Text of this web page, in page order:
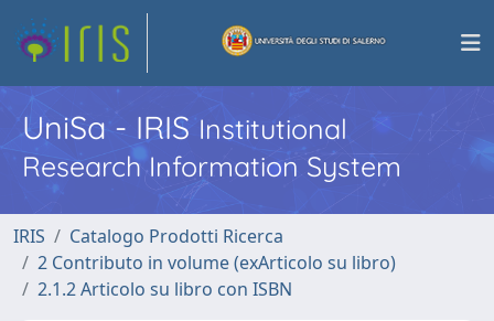
UniSa - IRISInstitutional
Research Information System
IRIS
Catalogo Prodotti Ricerca
2 Contributo in volume (exArticolo su libro)
2.1.2 Articolo su libro con ISBN